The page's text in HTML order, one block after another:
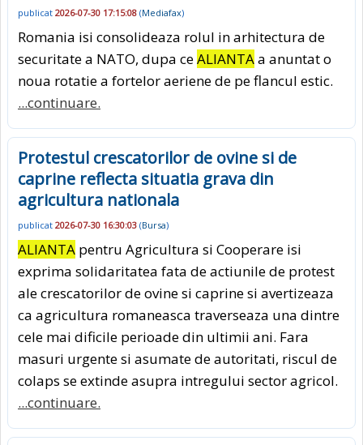
publicat 2026-07-30 17:15:08 (Mediafax)
Romania isi consolideaza rolul in arhitectura de
securitate a NATO, dupa ceALIANTAa anuntat o
noua rotatie a fortelor aeriene de pe flancul estic.
...continuare.
Protestul crescatorilor de ovine si de
caprine reflecta situatia grava din
agricultura nationala
publicat 2026-07-30 16:30:03 (Bursa)
ALIANTA pentru Agricultura si Cooperare isi
exprima solidaritatea fata de actiunile de protest
ale crescatorilor de ovine si caprine si avertizeaza
ca agricultura romaneasca traverseaza una dintre
cele mai dificile perioade din ultimii ani. Fara
masuri urgente si asumate de autoritati, riscul de
colaps se extinde asupra intregului sector agricol.
...continuare.